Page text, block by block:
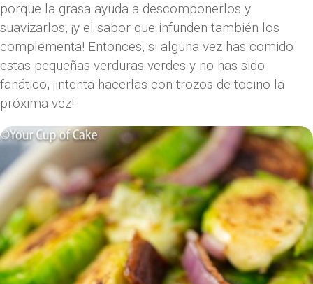
porque la grasa ayuda a descomponerlos y
suavizarlos, ¡y el sabor que infunden también los
complementa! Entonces, si alguna vez has comido
estas pequeñas verduras verdes y no has sido
fanático, ¡intenta hacerlas con trozos de tocino la
próxima vez!